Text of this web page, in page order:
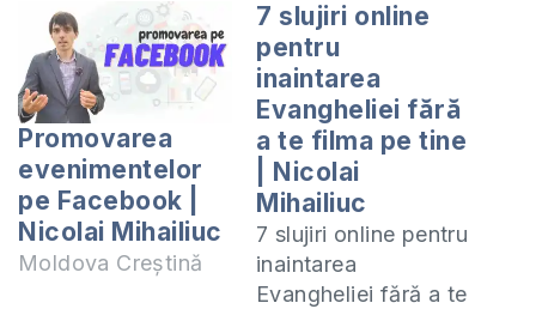
Promovarea
evenimentelor
pe Facebook |
Nicolai Mihailiuc
Moldova Creștină
7 slujiri online
pentru
inaintarea
Evangheliei fără
a te filma pe tine
| Nicolai
Mihailiuc
7 slujiri online pentru
inaintarea
Evangheliei fără a te